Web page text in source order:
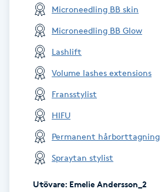
Medicinsk massage
Meditation
Medium
Megavolymfransar
Melasma
Mesoterapi
Microneedling BB skin
Microneedling BB Glow
Lashlift
Volume lashes extensions
Fransstylist
HIFU
Permanent hårborttagning
Spraytan stylist
Utövare: Emelie Andersson_2